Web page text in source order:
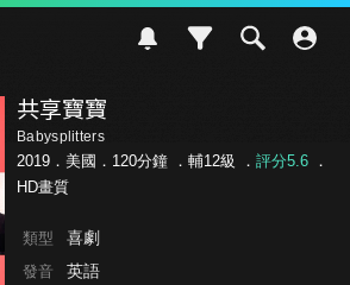
共享寶寶
Babysplitters
2019．美國．120分鐘 ． 輔12級 ． 評分5.6．
HD畫質
類型 喜劇
發音 英語